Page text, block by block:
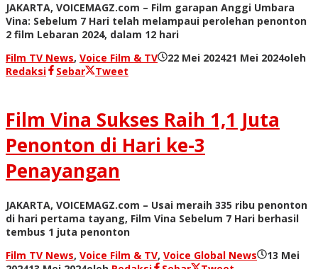
JAKARTA, VOICEMAGZ.com – Film garapan Anggi Umbara
Vina: Sebelum 7 Hari telah melampaui perolehan penonton
2 film Lebaran 2024, dalam 12 hari
Film TV News, Voice Film & TV 22 Mei 202421 Mei 2024oleh
Redaksi
Sebar Tweet
Film Vina Sukses Raih 1,1 Juta
Penonton di Hari ke-3
Penayangan
JAKARTA, VOICEMAGZ.com – Usai meraih 335 ribu penonton
di hari pertama tayang, Film Vina Sebelum 7 Hari berhasil
tembus 1 juta penonton
Film TV News, Voice Film & TV, Voice Global News
13 Mei